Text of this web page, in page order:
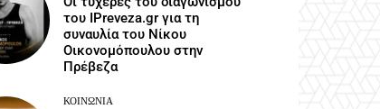
του IPreveza.gr για τη
συναυλία του Νίκου
Οικονομόπουλου στην
Πρέβεζα
ΚΟΙΝΩΝΙΑ